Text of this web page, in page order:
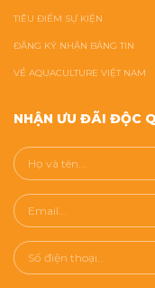
TIÊU ĐIỂM SỰ KIỆN
ĐĂNG KÝ NHẬN BẢNG TIN
VỀ AQUACULTURE VIỆT NAM
NHẬN ƯU ĐÃI ĐỘC